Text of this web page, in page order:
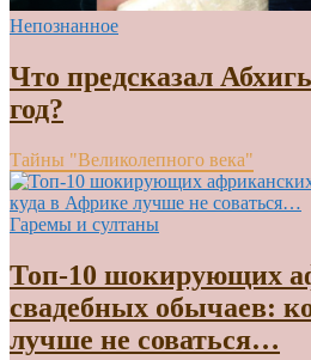
Непознанное
Что предсказал
год?
Тайны "Великолепного века"
Гаремы и султаны
Топ-10 шокирующих
свадебных обычаев:
лучше не соваться…